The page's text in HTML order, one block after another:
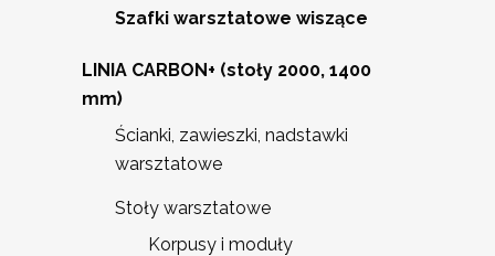
Szafki warsztatowe wiszące
LINIA CARBON+ (stoły 2000, 1400
mm)
Ścianki, zawieszki, nadstawki
warsztatowe
Stoły warsztatowe
Korpusy i moduły